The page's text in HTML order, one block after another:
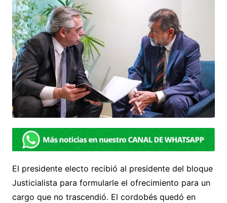
El presidente electo recibió al presidente del bloque
Justicialista para formularle el ofrecimiento para un
cargo que no trascendió. El cordobés quedó en